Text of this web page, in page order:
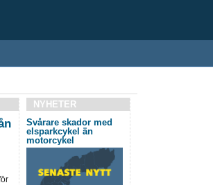
NYHETER
Svårare skador med
elsparkcykel än
motorcykel